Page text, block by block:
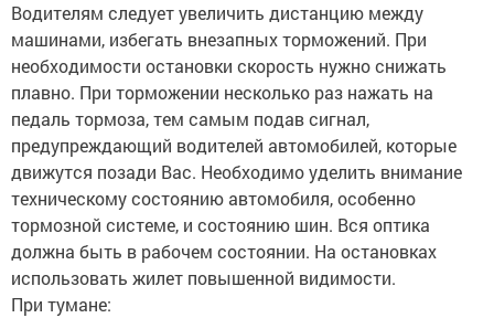
Водителям следует увеличить дистанцию между
машинами, избегать внезапных торможений. При
необходимости остановки скорость нужно снижать
плавно. При торможении несколько раз нажать на
педаль тормоза, тем самым подав сигнал,
предупреждающий водителей автомобилей, которые
движутся позади Вас. Необходимо уделить внимание
техническому состоянию автомобиля, особенно
тормозной системе, и состоянию шин. Вся оптика
должна быть в рабочем состоянии. На остановках
использовать жилет повышенной видимости.
При тумане: